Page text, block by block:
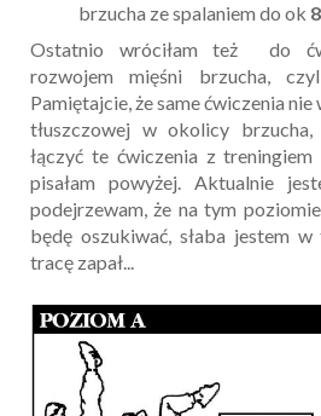
brzucha ze spalaniem do ok
Ostatnio wróciłam też do
rozwojem mięśni brzucha,
Pamiętajcie, że same ćwiczenia
tłuszczowej w okolicy
łączyć te ćwiczenia z
pisałam powyżej. Aktualnie
podejrzewam, że na tym
będę oszukiwać, słaba jestem
tracę zapał...